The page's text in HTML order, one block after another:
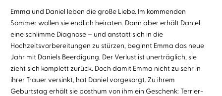
Emma und Daniel leben die große Liebe. Im kommenden
Sommer wollen sie endlich heiraten. Dann aber erhält Daniel
eine schlimme Diagnose – und anstatt sich in die
Hochzeitsvorbereitungen zu stürzen, beginnt Emma das neue
Jahr mit Daniels Beerdigung. Der Verlust ist unerträglich, sie
zieht sich komplett zurück. Doch damit Emma nicht zu sehr in
ihrer Trauer versinkt, hat Daniel vorgesorgt. Zu ihrem
Geburtstag erhält sie posthum von ihm ein Geschenk: Terrier-